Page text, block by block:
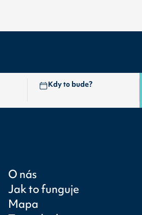
Kdy to bude?
O nás
Jak to funguje
Mapa